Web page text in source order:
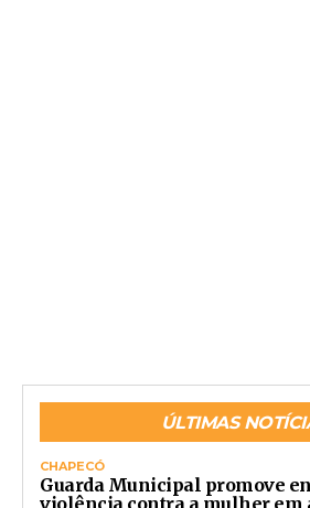
ÚLTIMAS
CHAPECÓ
Guarda Municipal promove